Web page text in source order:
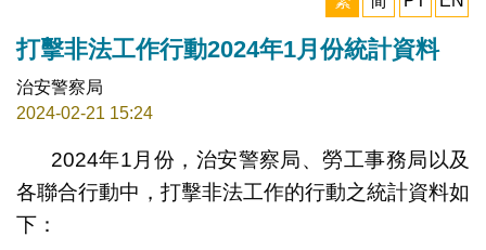
打擊非法工作行動2024年1月份統計資料
治安警察局
2024-02-21 15:24
2024年1月份，治安警察局、勞工事務局以及
各聯合行動中，打擊非法工作的行動之統計資料如
下：